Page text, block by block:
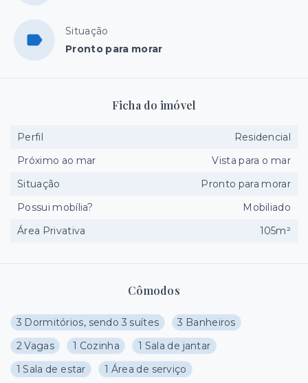
Situação
Pronto para morar
Cômodos
3 Dormitórios, sendo 3 suítes
3 Banheiros
2 Vagas
1 Cozinha
1 Sala de jantar
1 Sala de estar
1 Área de serviço
Ficha do imóvel
Perfil
Residencial
Próximo ao mar
Vista para o mar
Situação
Pronto para morar
Possui mobília?
Mobiliado
Área Privativa
105m²